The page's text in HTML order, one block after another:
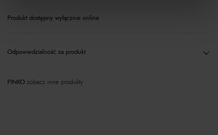
Produkt dostępny wyłącznie online
Odpowiedzialność za produkt
PINKO zobacz inne produkty